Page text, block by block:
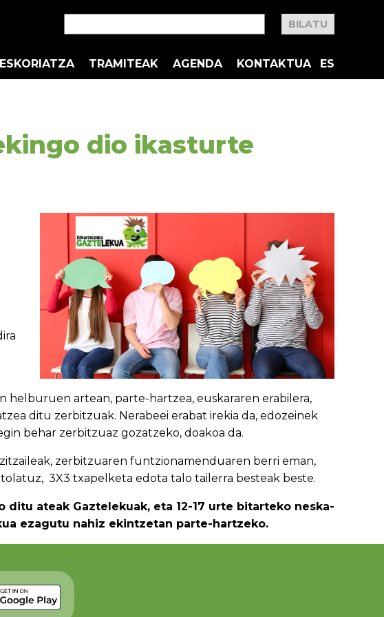
ESKORIATZA TRAMITEAK AGENDA KONTAKTUA ES
dio ikasturte
helburuen artean, parte-hartzea, euskararen erabilera,
ditu zerbitzuak. Nerabeei erabat irekia da, edozeinek
behar zerbitzuaz gozatzeko, doakoa da.
zerbitzuaren funtzionamenduaren berri eman,
3X3 txapelketa edota talo tailerra besteak beste.
ditu ateak Gaztelekuak, eta 12-17 urte bitarteko neska-
ezagutu nahiz ekintzetan parte-hartzeko.